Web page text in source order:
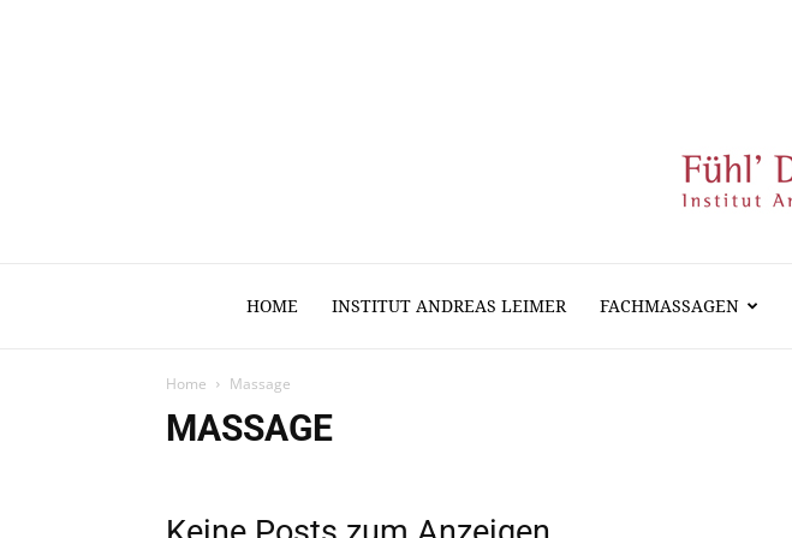
HOME INSTITUT ANDREAS LEIMER FACHMASSAGEN
Home Massage
MASSAGE